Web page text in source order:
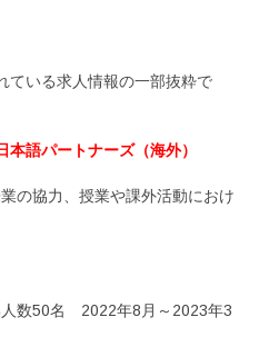
ている求人情報の一部抜粋で
語パートナーズ（海外）
の協力、授業や課外活動におけ
数50名 2022年8月～2023年3